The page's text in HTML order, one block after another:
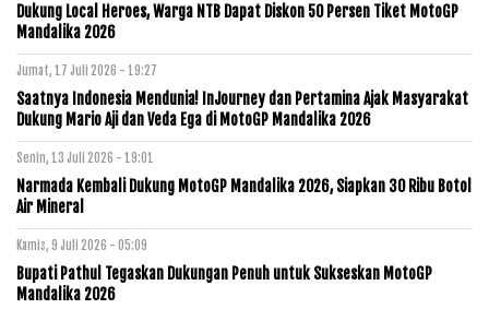
Dukung Local Heroes, Warga NTB Dapat Diskon 50 Persen Tiket MotoGP
Mandalika 2026
Jumat, 17 Juli 2026 - 19:27
Saatnya Indonesia Mendunia! InJourney dan Pertamina Ajak Masyarakat
Dukung Mario Aji dan Veda Ega di MotoGP Mandalika 2026
Senin, 13 Juli 2026 - 19:01
Narmada Kembali Dukung MotoGP Mandalika 2026, Siapkan 30 Ribu Botol
Air Mineral
Kamis, 9 Juli 2026 - 05:09
Bupati Pathul Tegaskan Dukungan Penuh untuk Sukseskan MotoGP
Mandalika 2026